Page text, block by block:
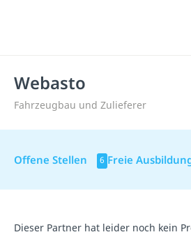
Webasto
Fahrzeugbau und Zulieferer
Offene Stellen 6 Freie
Dieser Partner hat leider noch kein